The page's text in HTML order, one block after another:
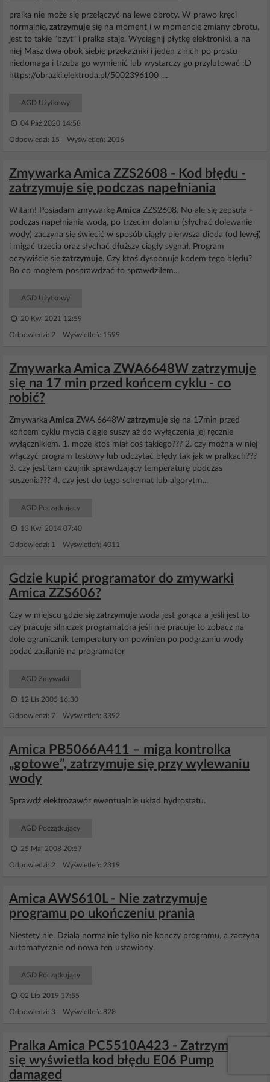
pralka nie może się przełączyć na lewe obroty. W prawo kręci
normalnie, zatrzymuje się na moment i w momencie zmiany obrotu,
jest to takie "bzyt" i pralka staje. Wyciągnij płytkę elektroniki, a na
niej Masz dwa obok siebie przekaźniki i jeden z nich po prostu
niedomaga i trzeba go wymienić lub wystarczy go przylutować :D
https://obrazki.elektroda.pl/5002396100_...
AGD Użytkowy
04 Paź 2020 14:58
Odpowiedzi: 15 Wyświetleń: 2016
Zmywarka Amica ZZS2608 - Kod błędu -
zatrzymuje się podczas napełniania
Witam! Posiadam zmywarkę Amica ZZS2608. No ale się zepsuła -
podczas napełniania wodą, po trzecim dolaniu (słychać dolewanie
wody) zaczyna się świecić w sposób ciągły pierwsza dioda (od lewej)
i migać trzecia oraz słychać dłuższy ciągły sygnał. Program
oczywiście sie zatrzymuje. Czy ktoś dysponuje kodem tego błędu?
Bo co mogłem posprawdzać to sprawdziłem...
AGD Użytkowy
20 Kwi 2021 12:59
Odpowiedzi: 2 Wyświetleń: 1599
Zmywarka Amica ZWA6648W zatrzymuje
się na 17 min przed końcem cyklu - co
robić?
Zmywarka Amica ZWA 6648W zatrzymuje się na 17min przed
końcem cyklu mycia ciągle suszy aż do wyłączenia jej ręcznie
wyłącznikiem. 1. może ktoś miał coś takiego??? 2. czy można w niej
włączyć program testowy lub odczytać błędy tak jak w pralkach???
3. czy jest tam czujnik sprawdzający temperaturę podczas
suszenia??? 4. czy jest do tego schemat lub algorytm...
AGD Początkujący
13 Kwi 2014 07:40
Odpowiedzi: 1 Wyświetleń: 4011
Gdzie kupić programator do zmywarki
Amica ZZS606?
Czy w miejscu gdzie się zatrzymuje woda jest gorąca a jeśli jest to
czy pracuje silniczek programatora jeśli nie pracuje to zobacz na
dole ogranicznik temperatury on powinien po podgrzaniu wody
podać zasilanie na programator
AGD Zmywarki
12 Lis 2005 16:30
Odpowiedzi: 7 Wyświetleń: 3392
Amica PB5066A411 – miga kontrolka
„gotowe”, zatrzymuje się przy wylewaniu
wody
Sprawdź elektrozawór ewentualnie układ hydrostatu.
AGD Początkujący
25 Maj 2008 20:57
Odpowiedzi: 2 Wyświetleń: 2319
Amica AWS610L - Nie zatrzymuje
programu po ukończeniu prania
Niestety nie. Dziala normalnie tylko nie konczy programu, a zaczyna
automatycznie od nowa ten ustawiony.
AGD Początkujący
02 Lip 2019 17:55
Odpowiedzi: 3 Wyświetleń: 828
Pralka Amica PC5510A423 - Zatrzymuje
się wyświetla kod błędu E06 Pump
damaged